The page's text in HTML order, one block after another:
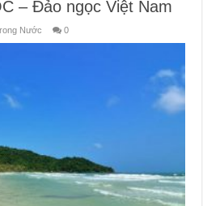
– Đảo ngọc Việt Nam
Nước 0